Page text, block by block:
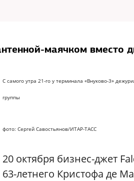
маячком вместо
С самого утра 21-го у терминала «Внуково-3»
группы
фото: Сергей Савостьянов/ИТАР-ТАСС
20 октября бизнес-джет
63-летнего Кристофа де